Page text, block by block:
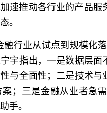
速推动各行业的产品
。
融行业从试点到规模化
宇指出，一是数据层
与全面性；二是技术与
；三是金融从业者急
手。